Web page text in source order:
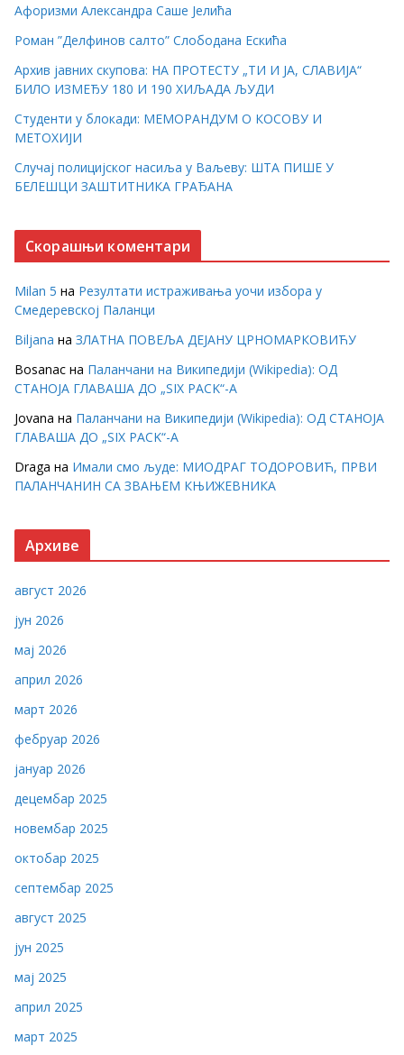
Афоризми Александра Саше Јелића
Роман ”Делфинов салто” Слободана Ескића
Архив јавних скупова: НА ПРОТЕСТУ „ТИ И ЈА, СЛАВИЈА“
БИЛО ИЗМЕЂУ 180 И 190 ХИЉАДА ЉУДИ
Студенти у блокади: МЕМОРАНДУМ О КОСОВУ И
МЕТОХИЈИ
Случај полицијског насиља у Ваљеву: ШТА ПИШЕ У
БЕЛЕШЦИ ЗАШТИТНИКА ГРАЂАНА
Скорашњи коментари
Milan 5 на Резултати истраживања уочи избора у
Смедеревској Паланци
Biljana на ЗЛАТНА ПОВЕЉА ДЕЈАНУ ЦРНОМАРКОВИЋУ
Bosanac на Паланчани на Википедији (Wikipedia): ОД
СТАНОЈА ГЛАВАША ДО „SIX PACK“-А
Jovana на Паланчани на Википедији (Wikipedia): ОД СТАНОЈА
ГЛАВАША ДО „SIX PACK“-А
Draga на Имали смо људе: МИОДРАГ ТОДОРОВИЋ, ПРВИ
ПАЛАНЧАНИН СА ЗВАЊЕМ КЊИЖЕВНИКА
Архиве
август 2026
јун 2026
мај 2026
април 2026
март 2026
фебруар 2026
јануар 2026
децембар 2025
новембар 2025
октобар 2025
септембар 2025
август 2025
јун 2025
мај 2025
април 2025
март 2025